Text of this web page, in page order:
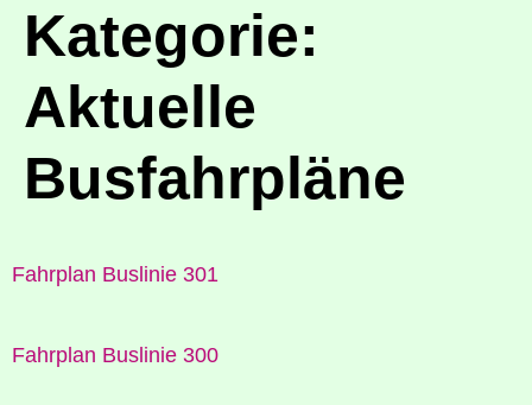
Kategorie:
Aktuelle
Busfahrpläne
Fahr­plan Bus­li­nie 301
Fahr­plan Bus­li­nie 300